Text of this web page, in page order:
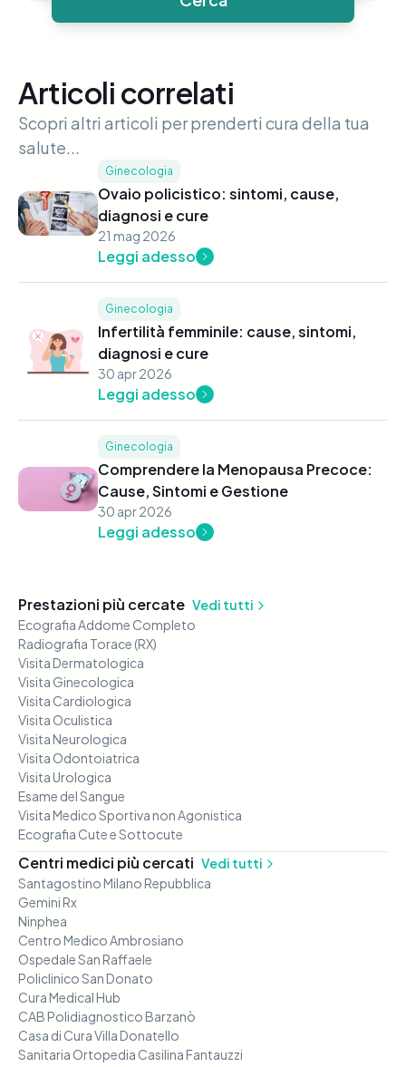
Articoli correlati
Scopri altri articoli per prenderti cura della tua
salute...
Ginecologia
Ovaio policistico: sintomi, cause,
diagnosi e cure
21 mag 2026
Leggi adesso
Ginecologia
Infertilità femminile: cause, sintomi,
diagnosi e cure
30 apr 2026
Leggi adesso
Ginecologia
Comprendere la Menopausa Precoce:
Cause, Sintomi e Gestione
30 apr 2026
Leggi adesso
Prestazioni più cercate Vedi tutti
Ecografia Addome Completo
Radiografia Torace (RX)
Visita Dermatologica
Visita Ginecologica
Visita Cardiologica
Visita Oculistica
Visita Neurologica
Visita Odontoiatrica
Visita Urologica
Esame del Sangue
Visita Medico Sportiva non Agonistica
Ecografia Cute e Sottocute
Centri medici più cercati Vedi tutti
Santagostino Milano Repubblica
Gemini Rx
Ninphea
Centro Medico Ambrosiano
Ospedale San Raffaele
Policlinico San Donato
Cura Medical Hub
CAB Polidiagnostico Barzanò
Casa di Cura Villa Donatello
Sanitaria Ortopedia Casilina Fantauzzi